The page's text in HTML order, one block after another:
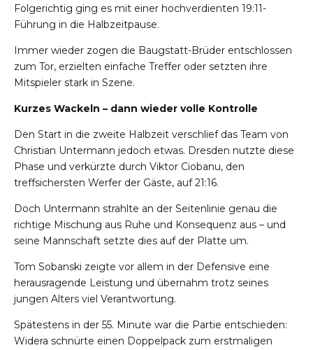
Folgerichtig ging es mit einer hochverdienten 19:11-
Führung in die Halbzeitpause.
Immer wieder zogen die Baugstatt-Brüder entschlossen
zum Tor, erzielten einfache Treffer oder setzten ihre
Mitspieler stark in Szene.
Kurzes Wackeln – dann wieder volle Kontrolle
Den Start in die zweite Halbzeit verschlief das Team von
Christian Untermann jedoch etwas. Dresden nutzte diese
Phase und verkürzte durch Viktor Ciobanu, den
treffsichersten Werfer der Gäste, auf 21:16.
Doch Untermann strahlte an der Seitenlinie genau die
richtige Mischung aus Ruhe und Konsequenz aus – und
seine Mannschaft setzte dies auf der Platte um.
Tom Sobanski zeigte vor allem in der Defensive eine
herausragende Leistung und übernahm trotz seines
jungen Alters viel Verantwortung.
Spätestens in der 55. Minute war die Partie entschieden:
Widera schnürte einen Doppelpack zum erstmaligen